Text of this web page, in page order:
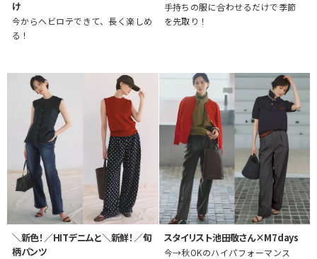
け
今からヘビロテできて、長く楽しめ
る！
手持ちの服に合わせるだけで季節
を先取り！
＼新色！／HITデニムと＼新鮮！／旬
柄パンツ
スタイリスト池田敬さん×M7days
今→秋OKのハイパフォーマンス